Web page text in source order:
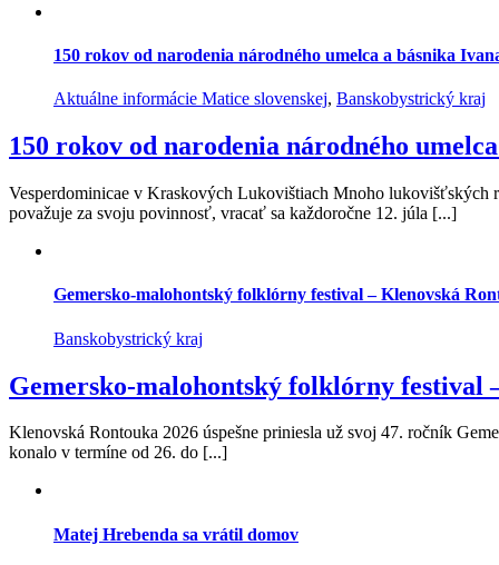
150 rokov od narodenia národného umelca a básnika
Aktuálne informácie Matice slovenskej, Banskobystrický kraj
150 rokov od narodenia národného
Vesperdominicae v Kraskových Lukovištiach Mnoho lukovišťských
považuje za svoju povinnosť, vracať sa každoročne 12. júla [...]
Gemersko-malohontský folklórny festival – Klenovská
Banskobystrický kraj
Gemersko-malohontský folklórny festival
Klenovská Rontouka 2026 úspešne priniesla už svoj 47. ročník
konalo v termíne od 26. do [...]
Matej Hrebenda sa vrátil domov